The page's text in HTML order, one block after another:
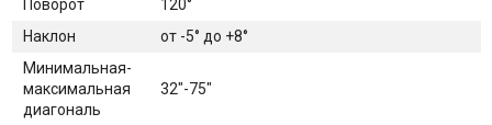
Поворот
120°
Наклон
от -5° до +8°
Минимальная-
максимальная
диагональ
32"-75"